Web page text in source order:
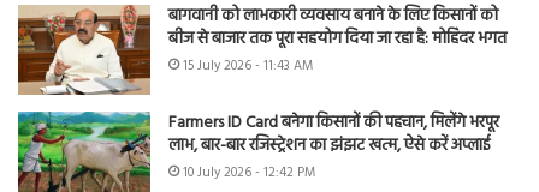
बागवानी को लाभकारी व्यवसाय बनाने के लिए किसानों को
बीज से बाजार तक पूरा सहयोग दिया जा रहा है: मोहिंदर भगत
15 July 2026 - 11:43 AM
Farmers ID Card बनेगा किसानों की पहचान, मिलेंगे भरपूर
लाभ, बार-बार रजिस्ट्रेशन का झंझट खत्म, ऐसे करें अप्लाई
10 July 2026 - 12:42 PM